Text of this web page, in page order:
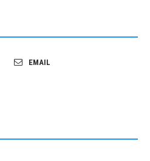
EMAIL